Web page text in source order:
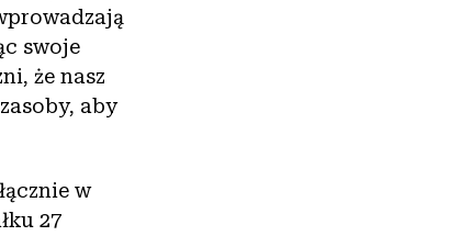
swoje
że nasz
aby
w
27